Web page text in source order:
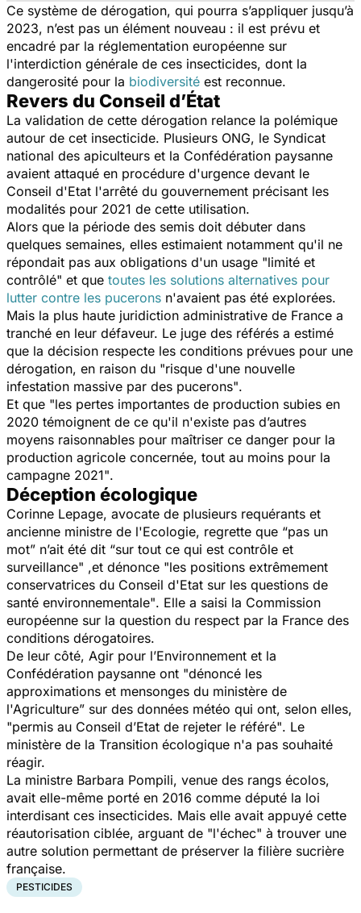
Ce système de dérogation, qui pourra s’appliquer jusqu’à
2023, n’est pas un élément nouveau : il est prévu et
encadré par la réglementation européenne sur
l'interdiction générale de ces insecticides, dont la
dangerosité pour la biodiversité est reconnue.
Revers du Conseil d’État
La validation de cette dérogation relance la polémique
autour de cet insecticide. Plusieurs ONG, le Syndicat
national des apiculteurs et la Confédération paysanne
avaient attaqué en procédure d'urgence devant le
Conseil d'Etat l'arrêté du gouvernement précisant les
modalités pour 2021 de cette utilisation.
Alors que la période des semis doit débuter dans
quelques semaines, elles estimaient notamment qu'il ne
répondait pas aux obligations d'un usage "limité et
contrôlé" et que toutes les solutions alternatives pour
lutter contre les pucerons n'avaient pas été explorées.
Mais la plus haute juridiction administrative de France a
tranché en leur défaveur. Le juge des référés a estimé
que la décision respecte les conditions prévues pour une
dérogation, en raison du "risque d'une nouvelle
infestation massive par des pucerons".
Et que "les pertes importantes de production subies en
2020 témoignent de ce qu'il n'existe pas d’autres
moyens raisonnables pour maîtriser ce danger pour la
production agricole concernée, tout au moins pour la
campagne 2021".
Déception écologique
Corinne Lepage, avocate de plusieurs requérants et
ancienne ministre de l'Ecologie, regrette que “pas un
mot” n’ait été dit “sur tout ce qui est contrôle et
surveillance" ,et dénonce "les positions extrêmement
conservatrices du Conseil d'Etat sur les questions de
santé environnementale". Elle a saisi la Commission
européenne sur la question du respect par la France des
conditions dérogatoires.
De leur côté, Agir pour l’Environnement et la
Confédération paysanne ont "dénoncé les
approximations et mensonges du ministère de
l'Agriculture” sur des données météo qui ont, selon elles,
"permis au Conseil d’Etat de rejeter le référé". Le
ministère de la Transition écologique n'a pas souhaité
réagir.
La ministre Barbara Pompili, venue des rangs écolos,
avait elle-même porté en 2016 comme député la loi
interdisant ces insecticides. Mais elle avait appuyé cette
réautorisation ciblée, arguant de "l'échec" à trouver une
autre solution permettant de préserver la filière sucrière
française.
PESTICIDES